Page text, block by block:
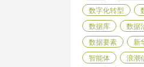
数字化转型
数据库
数据
数据要素
新
智能体
浪潮